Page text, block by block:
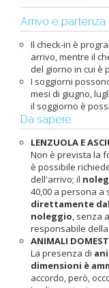
Arrivo e partenza
Il check-in è
arrivo, mentre il
del giorno in cui è
I soggiorni
mesi di giugno,
il soggiorno è
Da sapere
LENZUOLA E
Non è prevista la
è possibile
dell'arrivo; il
40,00 a persona a
direttamente
noleggio, senza
responsabile
ANIMALI
La presenza di
dimensioni è
accordo, però,